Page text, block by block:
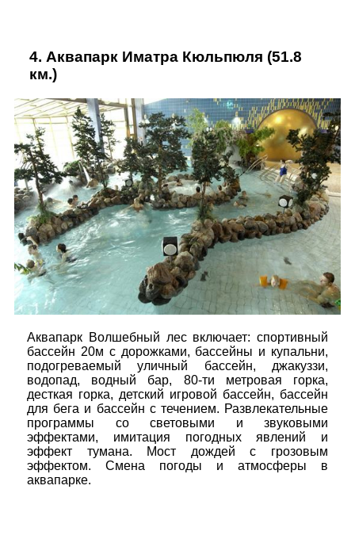
4. Аквапарк Иматра Кюльпюля (51.8
км.)
Аквапарк Волшебный лес включает: спортивный
бассейн 20м с дорожками, бассейны и купальни,
подогреваемый уличный бассейн, джакуззи,
водопад, водный бар, 80-ти метровая горка,
десткая горка, детский игровой бассейн, бассейн
для бега и бассейн с течением. Развлекательные
программы со световыми и звуковыми
эффектами, имитация погодных явлений и
эффект тумана. Мост дождей с грозовым
эффектом. Смена погоды и атмосферы в
аквапарке.